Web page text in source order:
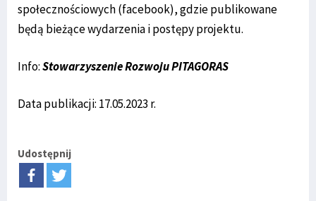
społecznościowych (facebook), gdzie publikowane
będą bieżące wydarzenia i postępy projektu.
Info:Stowarzyszenie Rozwoju PITAGORAS
Data publikacji: 17.05.2023 r.
Udostępnij